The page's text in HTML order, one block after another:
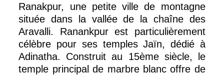
Ranakpur, une petite ville de montagne
située dans la vallée de la chaîne des
Aravalli. Ranankpur est particulièrement
célèbre pour ses temples Jaïn, dédié à
Adinatha. Construit au 15ème siècle, le
temple principal de marbre blanc offre de